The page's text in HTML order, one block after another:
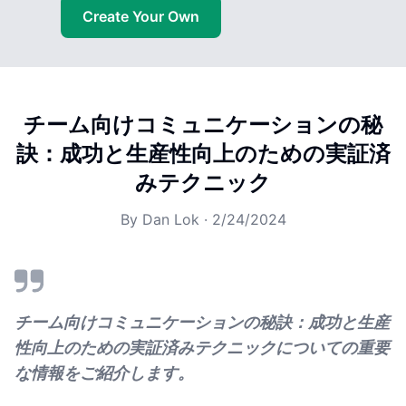
Create Your Own
チーム向けコミュニケーションの秘
訣：成功と生産性向上のための実証済
みテクニック
By Dan Lok · 2/24/2024
チーム向けコミュニケーションの秘訣：成功と生産
性向上のための実証済みテクニックについての重要
な情報をご紹介します。